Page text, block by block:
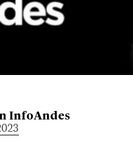
InfoAndes